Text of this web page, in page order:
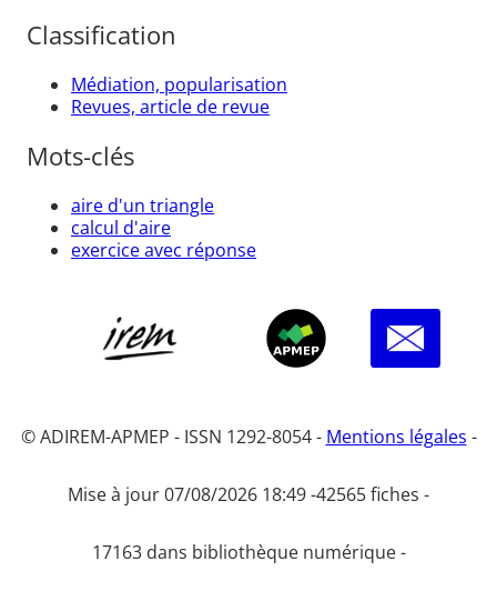
Classification
Médiation, popularisation
Revues, article de revue
Mots-clés
aire d'un triangle
calcul d'aire
exercice avec réponse
© ADIREM-APMEP - ISSN 1292-8054 - Mentions légales -
Mise à jour 07/08/2026 18:49 -42565 fiches -
17163 dans bibliothèque numérique -